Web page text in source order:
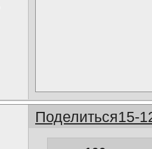
Поделиться15-